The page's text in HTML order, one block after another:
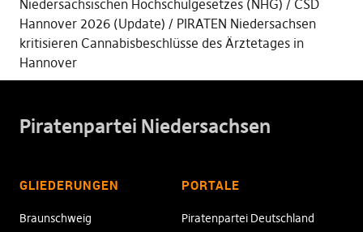
Niedersächsischen Hochschulgesetzes (NHG)
CSD
Hannover 2026 (Update)
PIRATEN Niedersachsen
kritisieren Cannabisbeschlüsse des Ärztetages in
Hannover
Piratenpartei Niedersachsen
GLIEDERUNGEN
Braunschweig
PORTALE
Piratenpartei Deutschland